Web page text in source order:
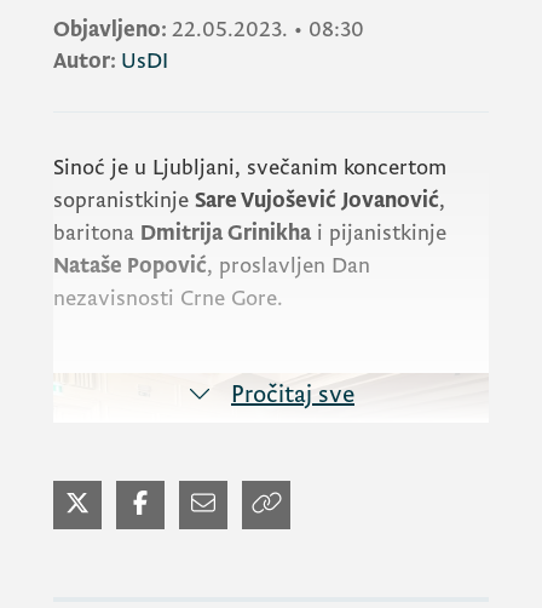
Objavljeno: 22.05.2023. • 08:30
Autor: UsDI
Sinoć je u Ljubljani, svečanim koncertom
sopranistkinje Sare Vujošević Jovanović,
baritona Dmitrija Grinikha i pijanistkinje
Nataše Popović, proslavljen Dan
nezavisnosti Crne Gore.
Pročitaj sve